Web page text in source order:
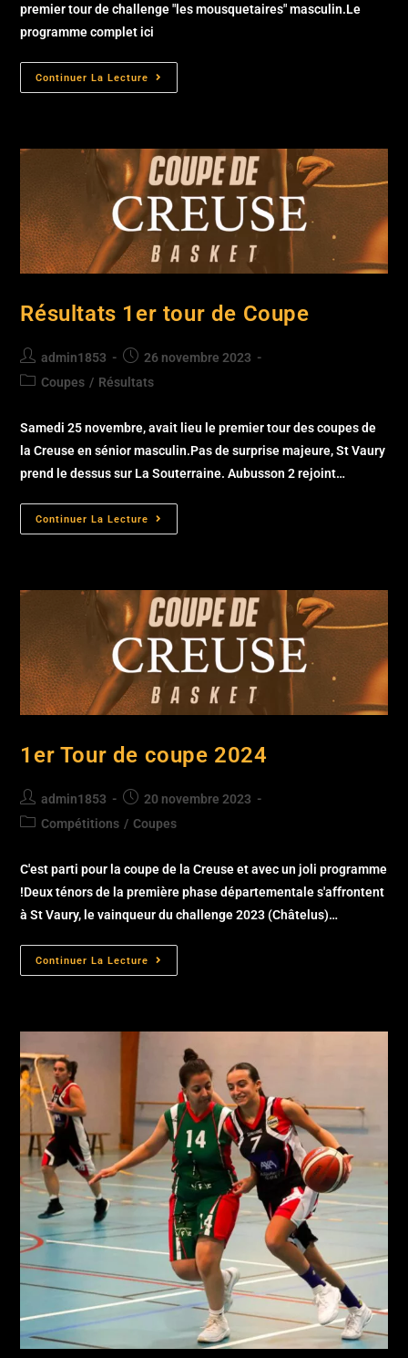
premier tour de challenge "les mousquetaires" masculin.Le
programme complet ici
Continuer La Lecture
Résultats 1er tour de Coupe
admin1853
26 novembre 2023
Coupes / Résultats
Samedi 25 novembre, avait lieu le premier tour des coupes de
la Creuse en sénior masculin.Pas de surprise majeure, St Vaury
prend le dessus sur La Souterraine. Aubusson 2 rejoint…
Continuer La Lecture
1er Tour de coupe 2024
admin1853
20 novembre 2023
Compétitions / Coupes
C'est parti pour la coupe de la Creuse et avec un joli programme
!Deux ténors de la première phase départementale s'affrontent
à St Vaury, le vainqueur du challenge 2023 (Châtelus)…
Continuer La Lecture